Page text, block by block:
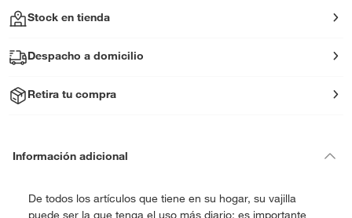
Stock en tienda
Despacho a domicilio
Retira tu compra
Información adicional
De todos los artículos que tiene en su hogar, su vajilla
puede ser la que tenga el uso más diario; es importante